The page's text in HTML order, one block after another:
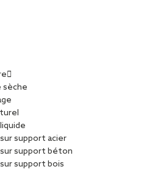
sèche
support acier
support béton
support bois
pau2